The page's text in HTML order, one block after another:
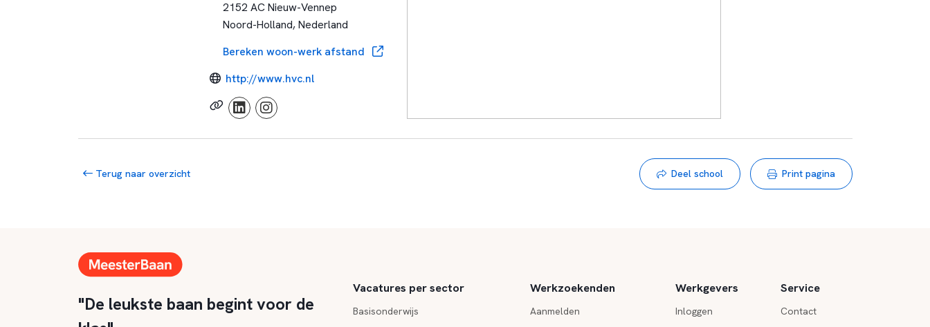
2152 AC Nieuw-Vennep
Noord-Holland, Nederland
Bereken woon-werk afstand
http://www.hvc.nl
Terug naar overzicht Deel school Print pagina
"De leukste baan begint voor de
Vacatures per sector
Basisonderwijs
Werkzoekenden
Aanmelden
Werkgevers
Inloggen
Service
Contact